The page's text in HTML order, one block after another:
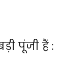
पूंजी हैं :